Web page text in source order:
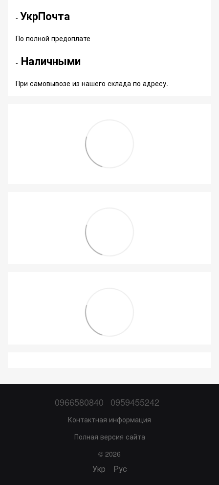
- УкрПочта
По полной предоплате
- Наличными
При самовывозе из нашего склада по адресу.
0966580840 0959455242
Контактная информация
Полная версия сайта
© 2026
Укр Рус